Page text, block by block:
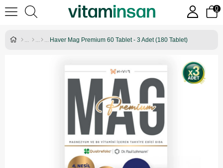
0
Haver Mag Premium 60 Tablet - 3 Adet (180 Tablet)